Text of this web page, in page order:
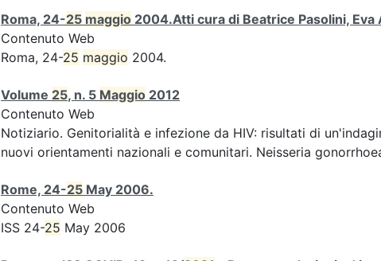
Roma, 24-25 maggio 2004.Atti cura di Beatrice Pasolini,
Contenuto Web
Roma, 24-25 maggio 2004.
Volume 25, n. 5 Maggio 2012
Contenuto Web
Notiziario. Genitorialità e infezione da HIV: risultati di
nuovi orientamenti nazionali e comunitari. Neisseria
Rome, 24-25 May 2006.
Contenuto Web
ISS 24-25 May 2006